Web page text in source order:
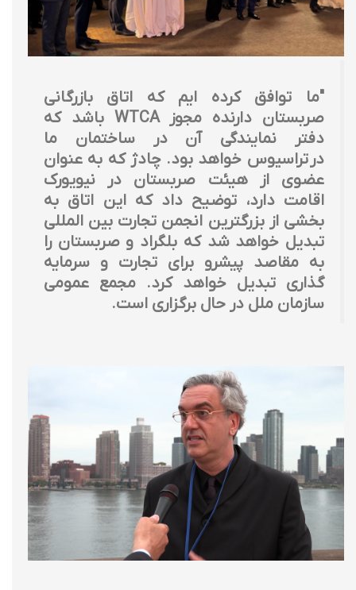
"ما توافق کرده ایم که اتاق بازرگانی
صربستان دارنده مجوز WTCA باشد که
دفتر نمایندگی آن در ساختمان ما
در تراسیوس خواهد بود. چادژ که به عنوان
عضوی از هیئت صربستان در نیویورک
اقامت دارد، توضیح داد که این اتاق به
بخشی از بزرگترین انجمن تجارت بین المللی
تبدیل خواهد شد که بلگراد و صربستان را
به مقاصد پیشرو برای تجارت و سرمایه
گذاری تبدیل خواهد کرد. مجمع عمومی
سازمان ملل در حال برگزاری است.